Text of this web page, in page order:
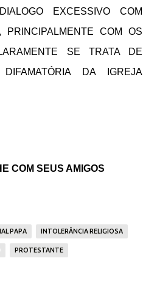
EXCESSIVO COM
PRINCIPALMENTE COM OS
SE TRATA DE
DA IGREJA
COM SEUS AMIGOS
PAPA INTOLERÂNCIA RELIGIOSA
PROTESTANTE